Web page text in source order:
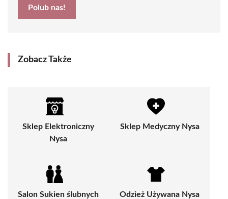
Polub nas!
Zobacz Także
Sklep Elektroniczny
Nysa
Sklep Medyczny Nysa
Salon Sukien ślubnych Odzież Używana Nysa